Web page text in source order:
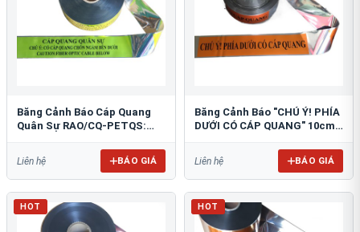
Băng Cảnh Báo Cáp Quang
Quân Sự RAO/CQ-PETQS:
Liên hệ BÁO GIÁ
Băng Cảnh Báo "CHÚ Ý! PHÍA
DƯỚI CÓ CÁP QUANG" 10cm:
Liên hệ BÁO GIÁ
HOT HOT